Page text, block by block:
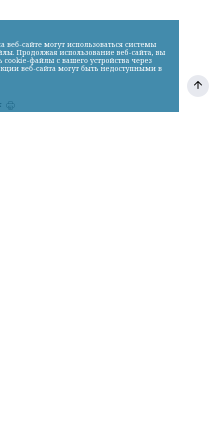
сайте могут использоваться системы
Продолжая использование веб-сайта, вы
файлы с вашего устройства через
веб-сайта могут быть недоступными в